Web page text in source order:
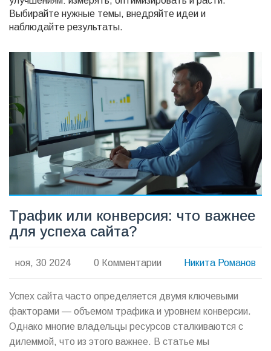
Выбирайте нужные темы, внедряйте идеи и
наблюдайте результаты.
Трафик или конверсия: что важнее
для успеха сайта?
ноя, 30 2024 0 Комментарии Никита Романов
Успех сайта часто определяется двумя ключевыми
факторами — объемом трафика и уровнем конверсии.
Однако многие владельцы ресурсов сталкиваются с
дилеммой, что из этого важнее. В статье мы